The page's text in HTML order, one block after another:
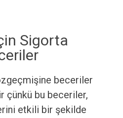
Sigorta
beceriler
çünkü bu beceriler,
etkili bir şekilde